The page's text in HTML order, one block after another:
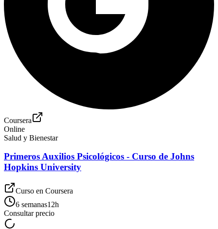
Coursera
Online
Salud y Bienestar
Primeros Auxilios Psicológicos - Curso de Johns
Hopkins University
Curso en Coursera
6 semanas12h
Consultar precio